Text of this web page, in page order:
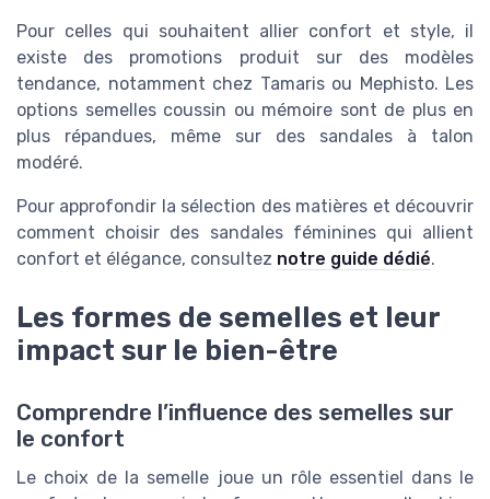
Pour celles qui souhaitent allier confort et style, il
existe des promotions produit sur des modèles
tendance, notamment chez Tamaris ou Mephisto. Les
options semelles coussin ou mémoire sont de plus en
plus répandues, même sur des sandales à talon
modéré.
Pour approfondir la sélection des matières et découvrir
comment choisir des sandales féminines qui allient
confort et élégance, consultez notre guide dédié.
Les formes de semelles et leur
impact sur le bien-être
Comprendre l’influence des semelles sur
le confort
Le choix de la semelle joue un rôle essentiel dans le